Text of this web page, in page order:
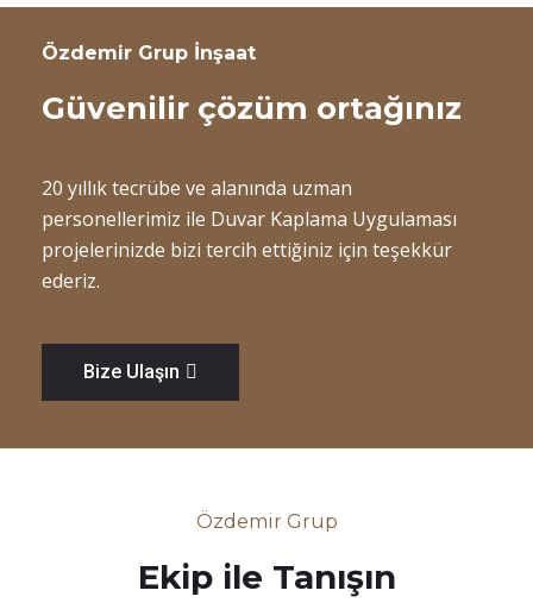
Özdemir Grup İnşaat
Güvenilir çözüm ortağınız
20 yıllık tecrübe ve alanında uzman
personellerimiz ile Duvar Kaplama Uygulaması
projelerinizde bizi tercih ettiğiniz için teşekkür
ederiz.
Bize Ulaşın
Özdemir Grup
Ekip ile Tanışın